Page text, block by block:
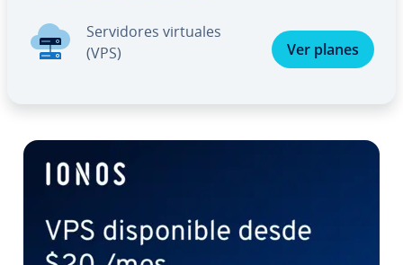
Se­r­vi­do­res virtuales
(VPS)
Ver planes